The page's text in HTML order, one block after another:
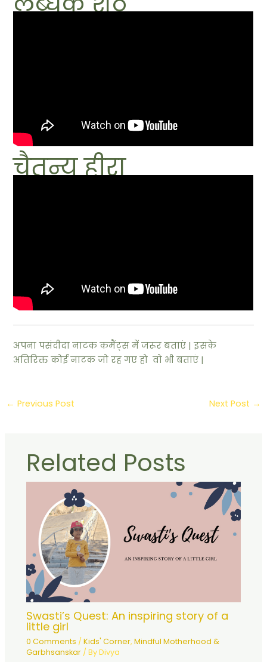
चैतन्य हीरा
अपना पसंदीदा नाटक कमैंट्स में जरूर बताएं | इसके
अतिरिक्त कोई नाटक जो रह गए हो वो भी बताएं |
← Previous Post Next Post →
Related Posts
Swasti’s Quest: An inspiring story of a
little girl
0 Comments /Kids' Corner,Mindful Motherhood &
Garbhsanskar / ByDivya